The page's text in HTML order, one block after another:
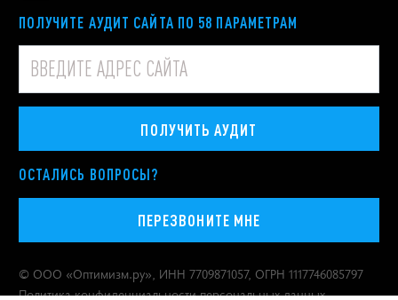
ПОЛУЧИТЕ АУДИТ САЙТА ПО 58 ПАРАМЕТРАМ
ПОЛУЧИТЬ АУДИТ
ОСТАЛИСЬ ВОПРОСЫ?
ПЕРЕЗВОНИТЕ МНЕ
© ООО «Оптимизм.ру», ИНН 7709871057, ОГРН 1117746085797
Политика конфиденциальности персональных данных